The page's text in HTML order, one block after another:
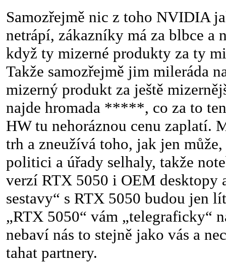
Samozřejmě nic z toho NVIDIA
netrápí, zákazníky má za blbce a
když ty mizerné produkty za ty
Takže samozřejmě jim mileráda
mizerný produkt za ještě
najde hromada *****, co za to
HW tu nehoráznou cenu zaplatí.
trh a zneužívá toho, jak jen
politici a úřady selhaly, takže
verzí RTX 5050 i OEM desktopy
sestavy“ s RTX 5050 budou jen
„RTX 5050“ vám „telegraficky“
nebaví nás to stejně jako vás a
tahat partnery.